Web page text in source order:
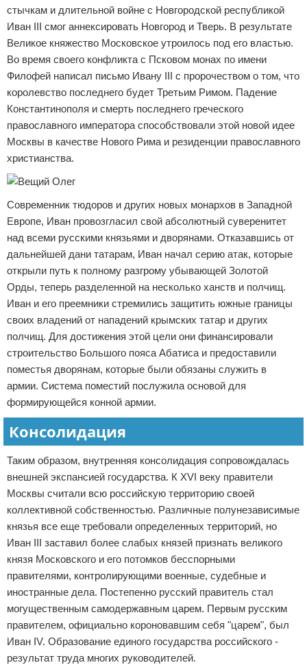
стычкам и длительной войне с Новгородской республикой
Иван III смог аннексировать Новгород и Тверь. В результате
Великое княжество Московское утроилось под его властью.
Во время своего конфликта с Псковом монах по имени
Филофей написал письмо Ивану III с пророчеством о том, что
королевство последнего будет Третьим Римом. Падение
Константинополя и смерть последнего греческого
православного императора способствовали этой новой идее
Москвы в качестве Нового Рима и резиденции православного
христианства.
Современник тюдоров и других новых монархов в Западной
Европе, Иван провозгласил свой абсолютный суверенитет
над всеми русскими князьями и дворянами. Отказавшись от
дальнейшей дани татарам, Иван начал серию атак, которые
открыли путь к полному разгрому убывающей Золотой
Орды, теперь разделенной на несколько ханств и полчищ.
Иван и его преемники стремились защитить южные границы
своих владений от нападений крымских татар и других
полчищ. Для достижения этой цели они финансировали
строительство Большого пояса Абатиса и предоставили
поместья дворянам, которые были обязаны служить в
армии. Система поместий послужила основой для
формирующейся конной армии.
Консолидация
Таким образом, внутренняя консолидация сопровождалась
внешней экспансией государства. К XVI веку правители
Москвы считали всю российскую территорию своей
коллективной собственностью. Различные полунезависимые
князья все еще требовали определенных территорий, но
Иван III заставил более слабых князей признать великого
князя Московского и его потомков бесспорными
правителями, контролирующими военные, судебные и
иностранные дела. Постепенно русский правитель стал
могущественным самодержавным царем. Первым русским
правителем, официально короновавшим себя "царем", был
Иван IV. Образование единого государства российского -
результат труда многих руководителей.